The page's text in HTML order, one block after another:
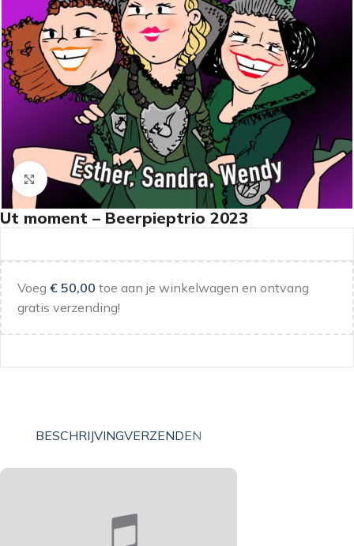
Klik om te vergroten
Ut moment – Beerpieptrio 2023
Voeg € 50,00 toe aan je winkelwagen en ontvang
gratis verzending!
BESCHRIJVINGVERZENDEN